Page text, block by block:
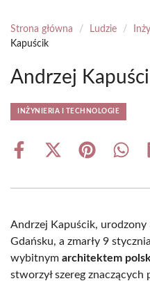
Strona główna / Ludzie /
Kapuścik
Andrzej
INŻYNIERIA I TECHNOLOGIE
Share
Share
(Twitter)
Share Share
Andrzej Kapuścik,
Gdańsku, a zmarły 9
wybitnym architektem
stworzył szereg